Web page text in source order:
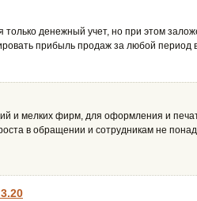
денежный учет, но при этом
прибыль продаж за любой период
и мелких фирм, для оформления и
в обращении и сотрудникам не